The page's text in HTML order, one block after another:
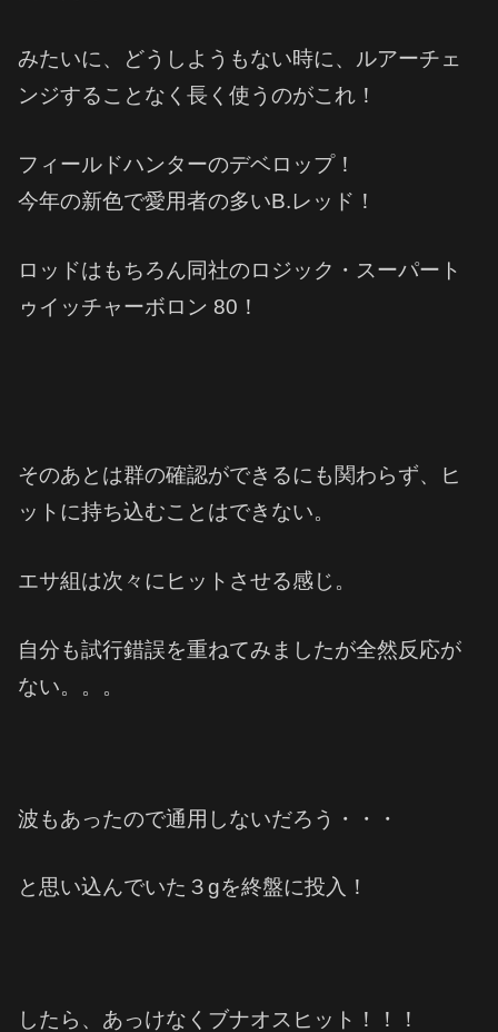
みたいに、どうしようもない時に、ルアーチェ
ンジすることなく長く使うのがこれ！
フィールドハンターのデベロップ！
今年の新色で愛用者の多いB.レッド！
ロッドはもちろん同社のロジック・スーパート
ゥイッチャーボロン 80！
そのあとは群の確認ができるにも関わらず、ヒ
ットに持ち込むことはできない。
エサ組は次々にヒットさせる感じ。
自分も試行錯誤を重ねてみましたが全然反応が
ない。。。
波もあったので通用しないだろう・・・
と思い込んでいた３gを終盤に投入！
したら、あっけなくブナオスヒット！！！